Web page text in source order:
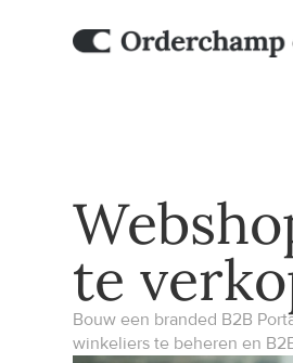
te
Bouw een branded B2B
winkeliers te beheren en